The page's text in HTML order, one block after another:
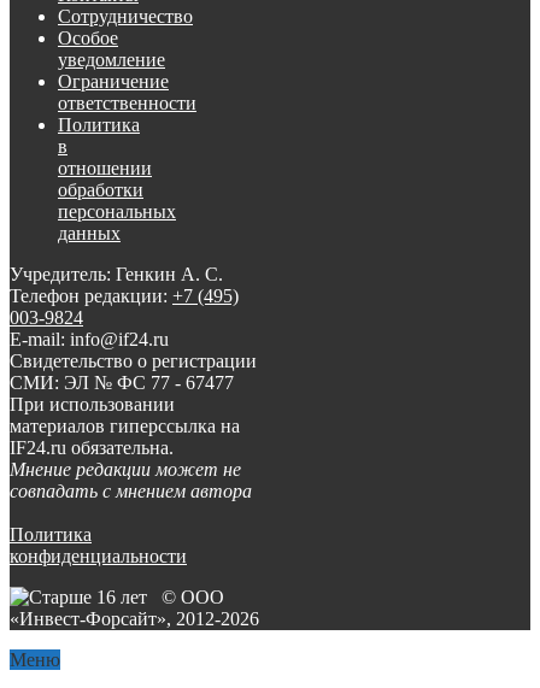
Сотрудничество
Особое
уведомление
Ограничение
ответственности
Политика
в
отношении
обработки
персональных
данных
Учредитель: Генкин А. С.
Телефон редакции: +7 (495)
003-9824
E-mail: info@if24.ru
Свидетельство о регистрации
СМИ: ЭЛ № ФС 77 - 67477
При использовании
материалов гиперссылка на
IF24.ru обязательна.
Мнение редакции может не
совпадать с мнением автора
Политика
конфиденциальности
© ООО
«Инвест-Форсайт», 2012-2026
Меню